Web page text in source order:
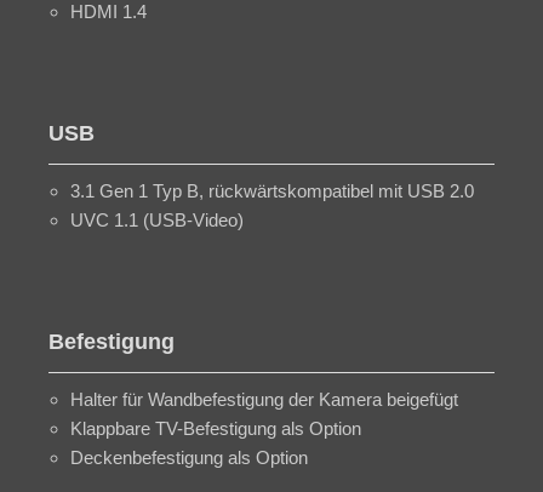
HDMI 1.4
USB
3.1 Gen 1 Typ B, rückwärtskompatibel mit USB 2.0
UVC 1.1 (USB-Video)
Befestigung
Halter für Wandbefestigung der Kamera beigefügt
Klappbare TV-Befestigung als Option
Deckenbefestigung als Option